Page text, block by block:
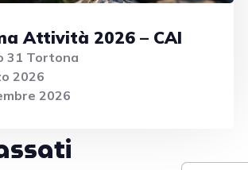
Attività 2026 – CAI
31 Tortona
2026
2026